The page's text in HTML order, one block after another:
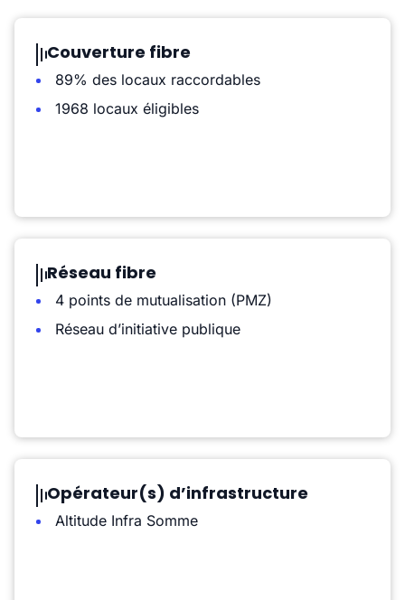
Couverture fibre
89% des locaux raccordables
1968 locaux éligibles
Réseau fibre
4 points de mutualisation (PMZ)
Réseau d’initiative publique
Opérateur(s) d’infrastructure
Altitude Infra Somme